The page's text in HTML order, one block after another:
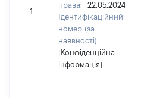
1
права:
22.05.2024
Ідентифікаційний
номер (за
наявності)
[Конфіденційна
інформація]